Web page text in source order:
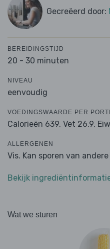
Gecreëerd door:
BEREIDINGSTIJD
20 - 30 minuten
NIVEAU
eenvoudig
VOEDINGSWAARDE PER
Calorieën 639, Vet 26.9,
ALLERGENEN
Vis. Kan sporen van
Bekijk
Wat we sturen